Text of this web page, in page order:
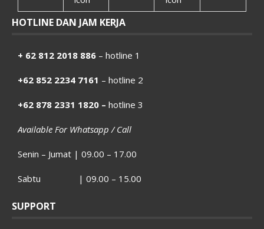
HOTLINE DAN JAM KERJA
+ 62 812 2018 886 – hotline 1
+62 852 2234 7161 – hotline 2
+62 878 2331 1820 – hotline 3
Available For Whatsapp / Call
Senin – Jumat | 09.00 – 17.00
Sabtu | 09.00 – 15.00
SUPPORT